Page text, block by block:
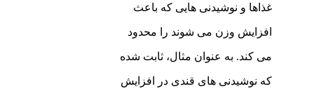
غذاها و نوشیدنی هایی که باعث
افزایش وزن می شوند را محدود
می کند. به عنوان مثال، ثابت شده
که نوشیدنی های قندی در افزایش